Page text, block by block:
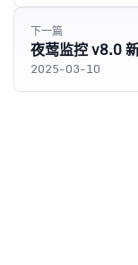
下一篇
夜莺监控 v8.0
2025-03-10